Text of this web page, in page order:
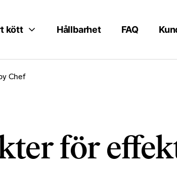
kött Hållbarhet FAQ
Chef
för